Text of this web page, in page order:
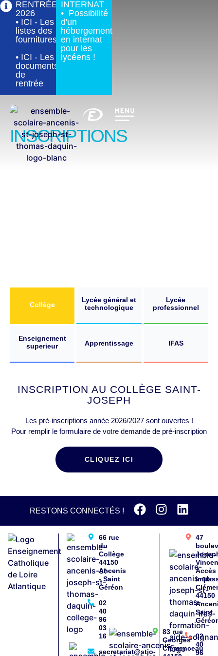
RENTRÉE
2026
• ICI - Les
listes des
fournitures
• ICI - Les
documents
de
rentrée
INTERNAT
• Possibilité
d'un
hébergement
en internat
pour les
lycéens !
INSCRIPTIONS
Collège
Lycée général et
technologique
Lycée
professionnel
Enseignement
superieur
Apprentissage IFAS
INSCRIPTION AU COLLÈGE SAINT-
JOSEPH
Les pré-inscriptions année 2026/2027 sont ouvertes !
Pour remplir le formulaire de votre demande de pré-inscription
CLIQUEZ ICI
RESTONS CONNECTÉS !
66 rue
du
Collège
44150
Ancenis
- Saint
Géréon
02
40
96
03
16
secretariat@stjo-
83 rue
Georges
Clémenceau
47
Accès
44150
Saint
02
40
96